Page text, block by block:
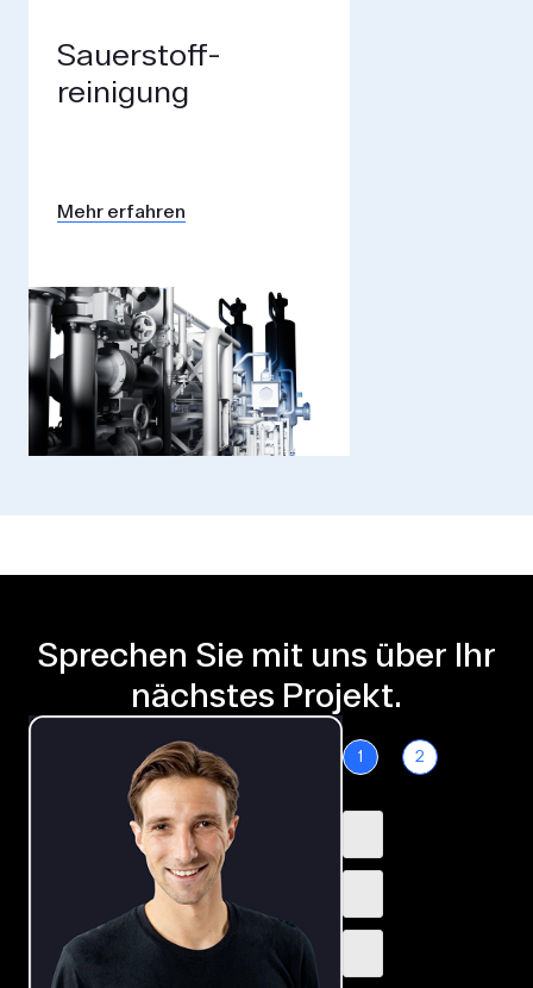
Sauerstoff­
reinigung
Mehr erfahren
Sprechen Sie mit uns über Ihr
nächstes Projekt.
1 2